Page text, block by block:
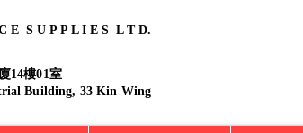
E S U P P L I E S L T D.
14樓01室
Building, 33 Kin Wing